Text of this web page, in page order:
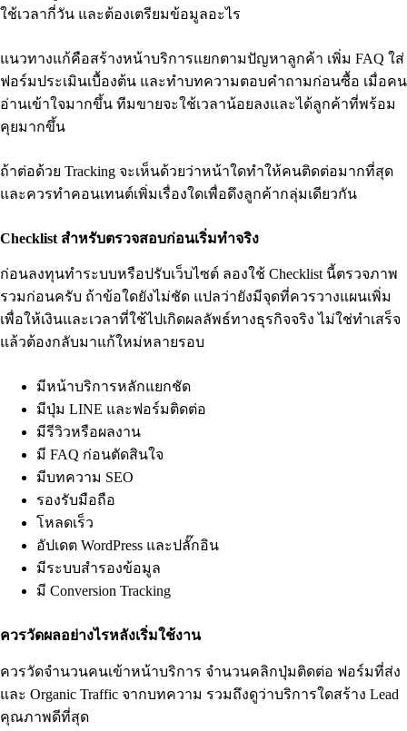
ใช้เวลากี่วัน และต้องเตรียมข้อมูลอะไร
แนวทางแก้คือสร้างหน้าบริการแยกตามปัญหาลูกค้า เพิ่ม FAQ ใส่
ฟอร์มประเมินเบื้องต้น และทำบทความตอบคำถามก่อนซื้อ เมื่อคน
อ่านเข้าใจมากขึ้น ทีมขายจะใช้เวลาน้อยลงและได้ลูกค้าที่พร้อม
คุยมากขึ้น
ถ้าต่อด้วย Tracking จะเห็นด้วยว่าหน้าใดทำให้คนติดต่อมากที่สุด
และควรทำคอนเทนต์เพิ่มเรื่องใดเพื่อดึงลูกค้ากลุ่มเดียวกัน
Checklist สำหรับตรวจสอบก่อนเริ่มทำจริง
ก่อนลงทุนทำระบบหรือปรับเว็บไซต์ ลองใช้ Checklist นี้ตรวจภาพ
รวมก่อนครับ ถ้าข้อใดยังไม่ชัด แปลว่ายังมีจุดที่ควรวางแผนเพิ่ม
เพื่อให้เงินและเวลาที่ใช้ไปเกิดผลลัพธ์ทางธุรกิจจริง ไม่ใช่ทำเสร็จ
แล้วต้องกลับมาแก้ใหม่หลายรอบ
มีหน้าบริการหลักแยกชัด
มีปุ่ม LINE และฟอร์มติดต่อ
มีรีวิวหรือผลงาน
มี FAQ ก่อนตัดสินใจ
มีบทความ SEO
รองรับมือถือ
โหลดเร็ว
อัปเดต WordPress และปลั๊กอิน
มีระบบสำรองข้อมูล
มี Conversion Tracking
ควรวัดผลอย่างไรหลังเริ่มใช้งาน
ควรวัดจำนวนคนเข้าหน้าบริการ จำนวนคลิกปุ่มติดต่อ ฟอร์มที่ส่ง
และ Organic Traffic จากบทความ รวมถึงดูว่าบริการใดสร้าง Lead
คุณภาพดีที่สุด